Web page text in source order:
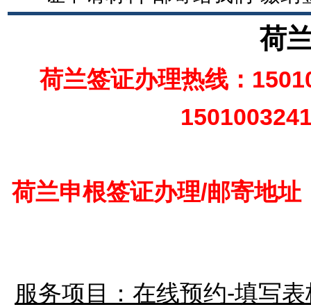
荷
荷兰签证办理热线：
荷兰申根签证办理/邮寄地址
服务项目：在线预约-填写